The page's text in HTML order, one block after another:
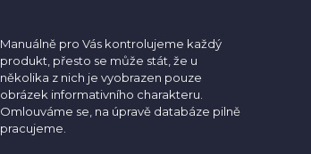
Manuálně pro Vás kontrolujeme každý
produkt, přesto se může stát, že u
několika z nich je vyobrazen pouze
obrázek informativního charakteru.
Omlouváme se, na úpravě databáze pilně
pracujeme.